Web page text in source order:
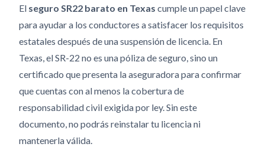
El seguro SR22 barato en Texas cumple un papel clave
para ayudar a los conductores a satisfacer los requisitos
estatales después de una suspensión de licencia. En
Texas, el SR-22 no es una póliza de seguro, sino un
certificado que presenta la aseguradora para confirmar
que cuentas con al menos la cobertura de
responsabilidad civil exigida por ley. Sin este
documento, no podrás reinstalar tu licencia ni
mantenerla válida.